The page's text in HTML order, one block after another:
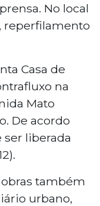
No local
reperfilamento
Casa de
na
Mato
De acordo
ser liberada
também
urbano,